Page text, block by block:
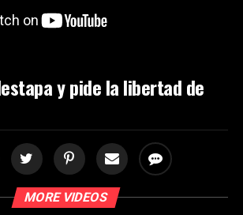
y pide la libertad de
MORE VIDEOS